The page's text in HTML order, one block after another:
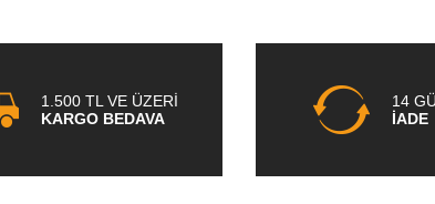
1.500 TL VE ÜZERİ
KARGO BEDAVA
14
İADE